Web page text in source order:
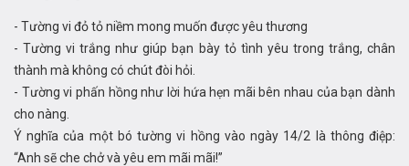
- Tường vi đỏ tỏ niềm mong muốn được yêu thương
- Tường vi trắng như giúp bạn bày tỏ tình yêu trong trắng, chân
thành mà không có chút đòi hỏi.
- Tường vi phấn hồng như lời hứa hẹn mãi bên nhau của bạn dành
cho nàng.
Ý nghĩa của một bó tường vi hồng vào ngày 14/2 là thông điệp:
“Anh sẽ che chở và yêu em mãi mãi!”